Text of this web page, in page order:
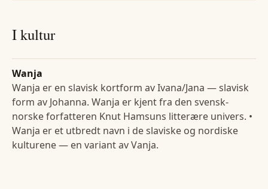
I kultur
Wanja
Wanja er en slavisk kortform av Ivana/Jana — slavisk
form av Johanna. Wanja er kjent fra den svensk-
norske forfatteren Knut Hamsuns litterære univers. •
Wanja er et utbredt navn i de slaviske og nordiske
kulturene — en variant av Vanja.